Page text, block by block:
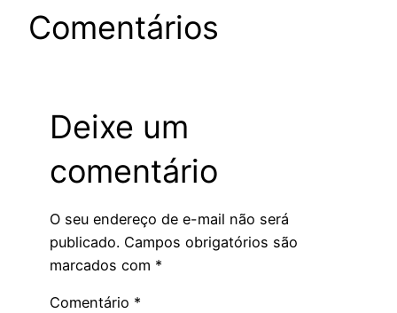
Comentários
Deixe um
comentário
O seu endereço de e-mail não será
publicado. Campos obrigatórios são
marcados com *
Comentário *